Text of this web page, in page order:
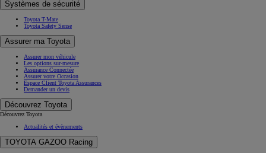
Systèmes de sécurité
Toyota T-Mate
Toyota Safety Sense
Assurer ma Toyota
Assurer mon véhicule
Les options sur-mesure
Assurance Connectée
Assurer votre Occasion
Espace Client Toyota Assurances
Demander un devis
Découvrez Toyota
Découvrez Toyota
Actualités et évènements
TOYOTA GAZOO Racing